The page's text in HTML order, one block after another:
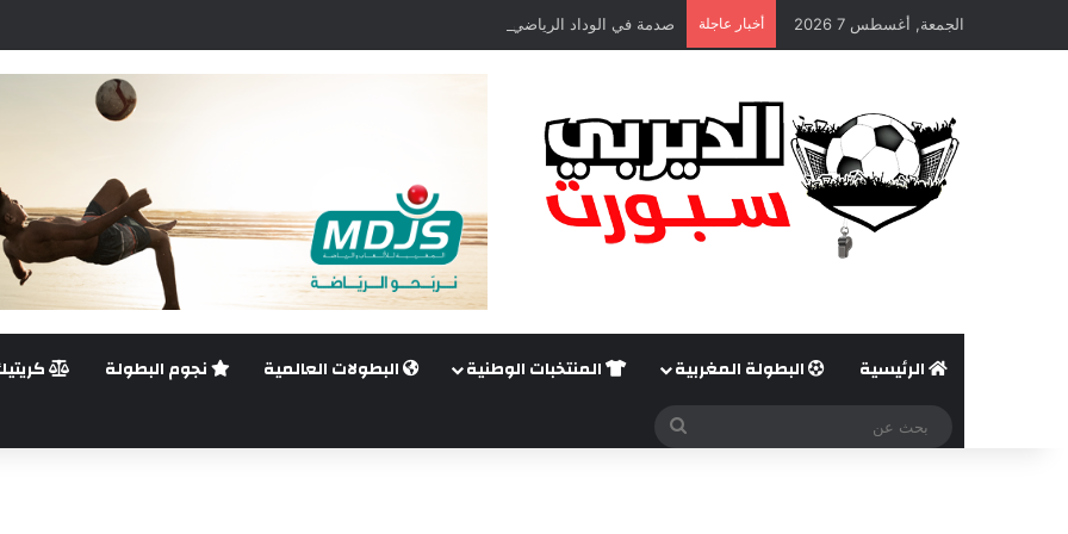
الجمعة, أغسطس 7 2026 أخبار عاجلة صدمة في الوداد الرياضي.. غيليرمي فيريرا يقترب من الجراحة بعد قطع في الرباط الصليبي
الرئيسية البطولة المغربية المنتخبات الوطنية البطولات العالمية نجوم البطولة